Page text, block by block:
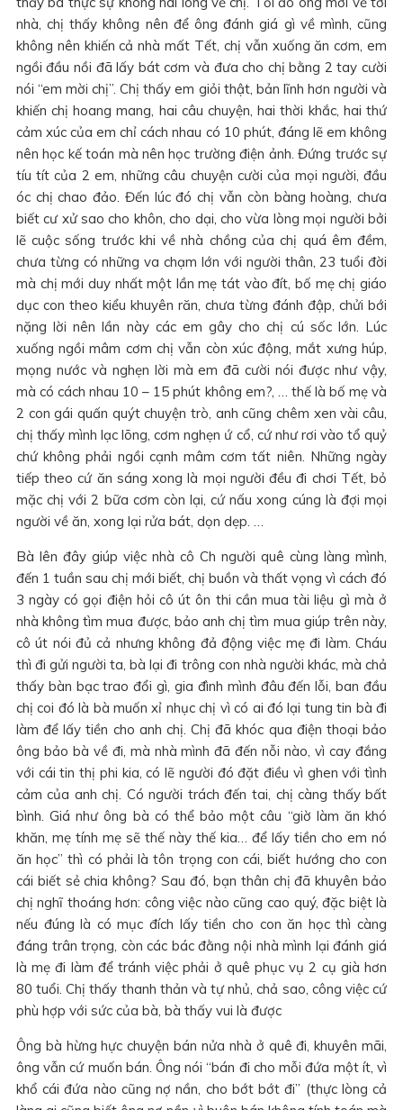
nhà, chị thấy không nên để ông đánh giá gì về mình, cũng
không nên khiến cả nhà mất Tết, chị vẫn xuống ăn cơm, em
ngồi đầu nồi đã lấy bát cơm và đưa cho chị bằng 2 tay cười
nói “em mời chị”. Chị thấy em giỏi thật, bản lĩnh hơn người và
khiến chị hoang mang, hai câu chuyện, hai thời khắc, hai thứ
cảm xúc của em chỉ cách nhau có 10 phút, đáng lẽ em không
nên học kế toán mà nên học trường điện ảnh. Đứng trước sự
tíu tít của 2 em, những câu chuyện cười của mọi người, đầu
óc chị chao đảo. Đến lúc đó chị vẫn còn bàng hoàng, chưa
biết cư xử sao cho khôn, cho dại, cho vừa lòng mọi người bởi
lẽ cuộc sống trước khi về nhà chồng của chị quá êm đềm,
chưa từng có những va chạm lớn với người thân, 23 tuổi đời
mà chị mới duy nhất một lần mẹ tát vào đít, bố mẹ chị giáo
dục con theo kiểu khuyên răn, chưa từng đánh đập, chửi bới
nặng lời nên lần này các em gây cho chị cú sốc lớn. Lúc
xuống ngồi mâm cơm chị vẫn còn xúc động, mắt xưng húp,
mọng nước và nghẹn lời mà em đã cười nói được như vậy,
mà có cách nhau 10 – 15 phút không em?, … thế là bố mẹ và
2 con gái quấn quýt chuyện trò, anh cũng chêm xen vài câu,
chị thấy mình lạc lõng, cơm nghẹn ứ cổ, cứ như rơi vào tổ quỷ
chứ không phải ngồi cạnh mâm cơm tất niên. Những ngày
tiếp theo cứ ăn sáng xong là mọi người đều đi chơi Tết, bỏ
mặc chị với 2 bữa cơm còn lại, cứ nấu xong cúng là đợi mọi
người về ăn, xong lại rửa bát, dọn dẹp. …
Bà lên đây giúp việc nhà cô Ch người quê cùng làng mình,
đến 1 tuần sau chị mới biết, chị buồn và thất vọng vì cách đó
3 ngày có gọi điện hỏi cô út ôn thi cần mua tài liệu gì mà ở
nhà không tìm mua được, bảo anh chị tìm mua giúp trên này,
cô út nói đủ cả nhưng không đả động việc mẹ đi làm. Cháu
thì đi gửi người ta, bà lại đi trông con nhà người khác, mà chả
thấy bàn bạc trao đổi gì, gia đình mình đâu đến lỗi, ban đầu
chị coi đó là bà muốn xỉ nhục chị vì có ai đó lại tung tin bà đi
làm để lấy tiền cho anh chị. Chị đã khóc qua điện thoại bảo
ông bảo bà về đi, mà nhà mình đã đến nỗi nào, vì cay đắng
với cái tin thị phi kia, có lẽ người đó đặt điều vì ghen với tình
cảm của anh chị. Có người trách đến tai, chị càng thấy bất
bình. Giá như ông bà có thể bảo một câu “giờ làm ăn khó
khăn, mẹ tính mẹ sẽ thế này thế kia… để lấy tiền cho em nó
ăn học” thì có phải là tôn trọng con cái, biết hướng cho con
cái biết sẻ chia không? Sau đó, bạn thân chị đã khuyên bảo
chị nghĩ thoáng hơn: công việc nào cũng cao quý, đặc biệt là
nếu đúng là có mục đích lấy tiền cho con ăn học thì càng
đáng trân trọng, còn các bác đằng nội nhà mình lại đánh giá
là mẹ đi làm để tránh việc phải ở quê phục vụ 2 cụ già hơn
80 tuổi. Chị thấy thanh thản và tự nhủ, chả sao, công việc cứ
phù hợp với sức của bà, bà thấy vui là được
Ông bà hừng hực chuyện bán nửa nhà ở quê đi, khuyên mãi,
ông vẫn cứ muốn bán. Ông nói “bán đi cho mỗi đứa một ít, vì
khổ cái đứa nào cũng nợ nần, cho bớt bớt đi” (thực lòng cả